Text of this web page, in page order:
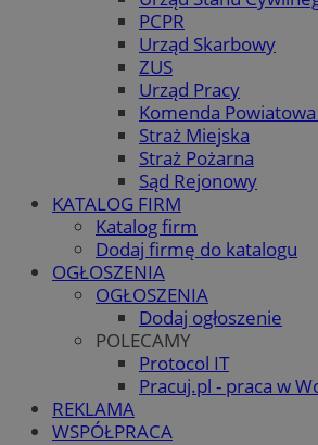
PCPR
Urząd Skarbowy
ZUS
Urząd Pracy
Komenda
Straż Miejska
Straż Pożarna
Sąd Rejonowy
KATALOG FIRM
Katalog firm
Dodaj firmę do katalogu
OGŁOSZENIA
OGŁOSZENIA
Dodaj ogłoszenie
POLECAMY
Protocol IT
Pracuj.pl - praca w
REKLAMA
WSPÓŁPRACA